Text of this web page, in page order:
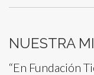
NUESTRA
“En Fundación